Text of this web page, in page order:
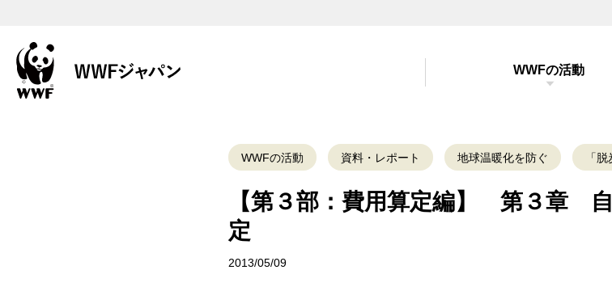
WWFの活動
WWFの活動 資料・レポート 地球温暖化を防ぐ 「
【第３部：費用算定編】 第３章
定
2013/05/09